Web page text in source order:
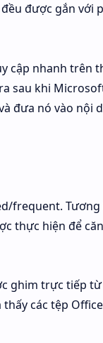
được gắn với
cập nhanh trên
sau khi
đưa nó vào nội
frequent.
thực hiện để
ghim trực tiếp
các tệp